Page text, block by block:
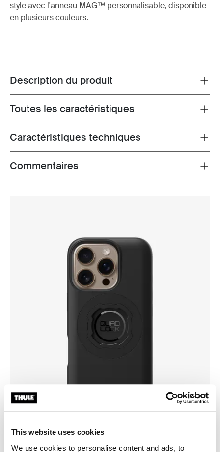
This website uses cookies
We use cookies to personalise content and ads, to
style avec l'anneau MAG™ personnalisable, disponible
en plusieurs couleurs.
Toggle overview
Description du produit
Toggle features
Toutes les caractéristiques
Toggle techspec
Caractéristiques techniques
Toggle overview
Commentaires